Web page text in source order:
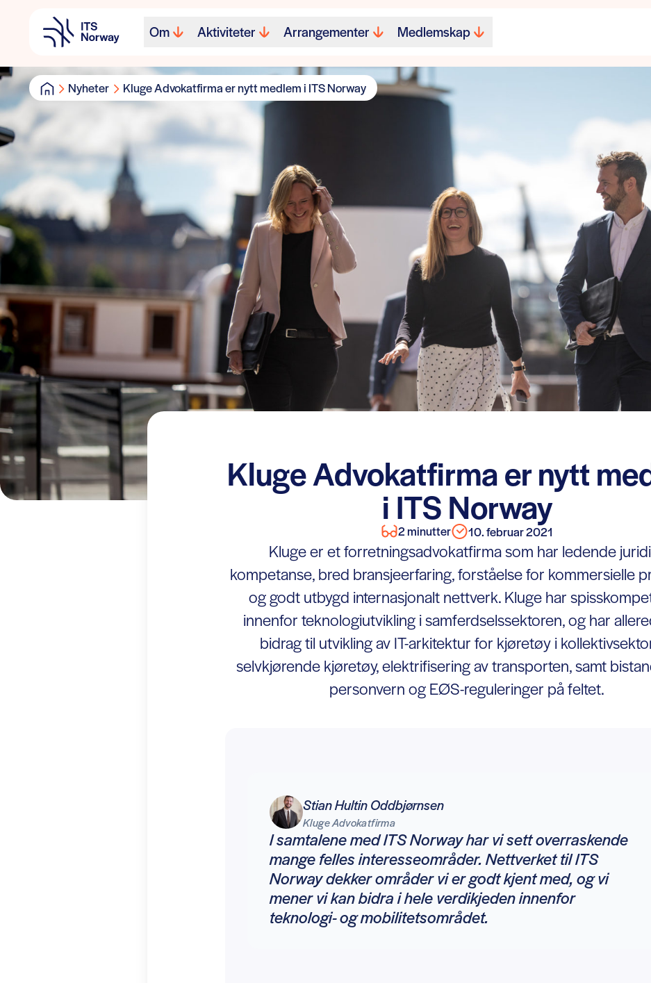
Om Aktiviteter Arrangementer Medlemskap
Nyheter Kluge Advokatfirma er nytt medlem i ITS Norway
Kluge Advokatfirma er nytt
i ITS Norway
2 minutter 10. februar 2021
Kluge er et forretningsadvokatfirma som har ledende
kompetanse, bred bransjeerfaring, forståelse for kommersielle
og godt utbygd internasjonalt nettverk. Kluge har
innenfor teknologiutvikling i samferdselssektoren, og har
bidrag til utvikling av IT-arkitektur for kjøretøy i
selvkjørende kjøretøy, elektrifisering av transporten, samt
personvern og EØS-reguleringer på feltet.
Stian Hultin Oddbjørnsen
Kluge Advokatfirma
I samtalene med ITS Norway har vi sett overraskende
mange felles interesseområder. Nettverket til ITS
Norway dekker områder vi er godt kjent med, og vi
mener vi kan bidra i hele verdikjeden innenfor
teknologi- og mobilitetsområdet.